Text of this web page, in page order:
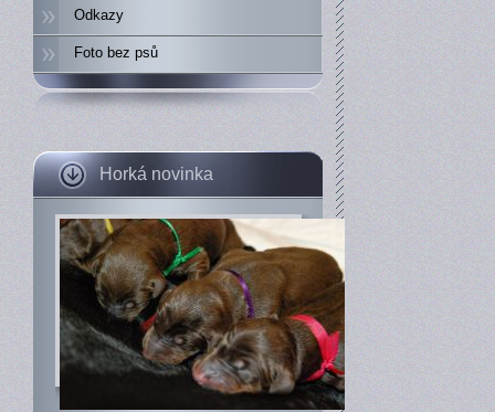
Odkazy
Foto bez psů
Horká novinka